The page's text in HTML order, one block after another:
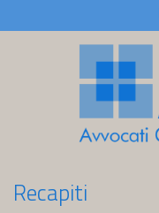
Recapiti